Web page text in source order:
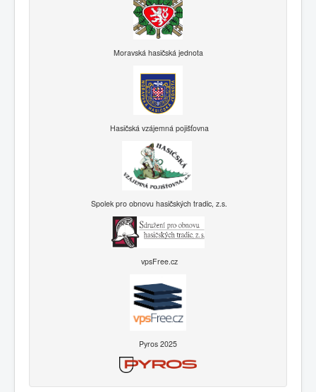
Moravská hasičská jednota
Hasičská vzájemná pojišťovna
Spolek pro obnovu hasičských tradic, z.s.
vpsFree.cz
Pyros 2025